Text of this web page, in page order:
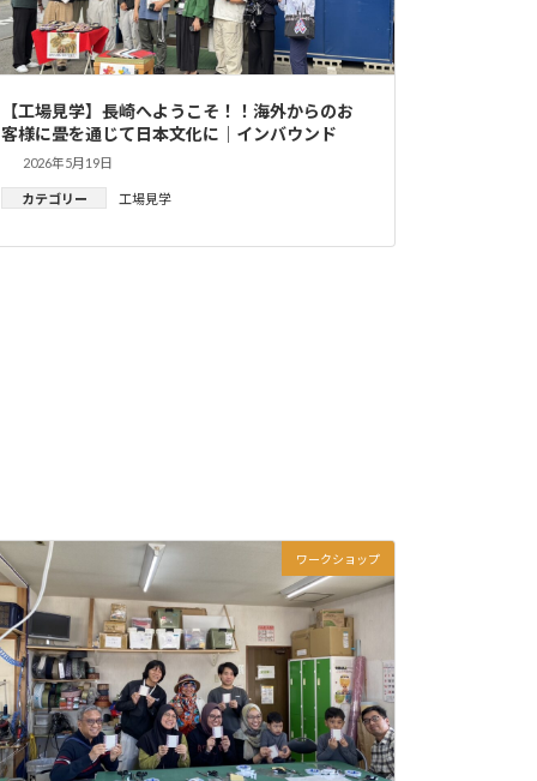
【工場見学】長崎へようこそ！！海外からのお
客様に畳を通じて日本文化に｜インバウンド
2026年5月19日
カテゴリー 工場見学
ワークショップ